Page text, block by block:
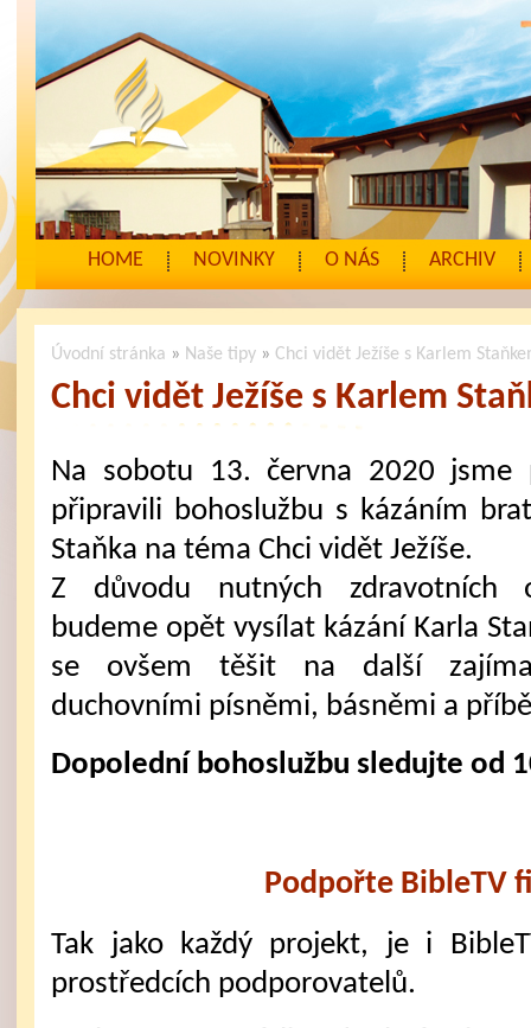
HOME NOVINKY O NÁS ARCHIV
Úvodní stránka » Naše tipy » Chci vidět Ježíše s Karlem
Chci vidět Ježíše s Karlem
Na sobotu 13. června 2020 jsme
připravili bohoslužbu s kázáním
Staňka na téma Chci vidět Ježíše.
Z důvodu nutných zdravotních
budeme opět vysílat kázání Karla
se ovšem těšit na další
duchovními písněmi, básněmi a
Dopolední bohoslužbu sledujte od
Podpořte BibleTV
Tak jako každý projekt, je i
prostředcích podporovatelů.